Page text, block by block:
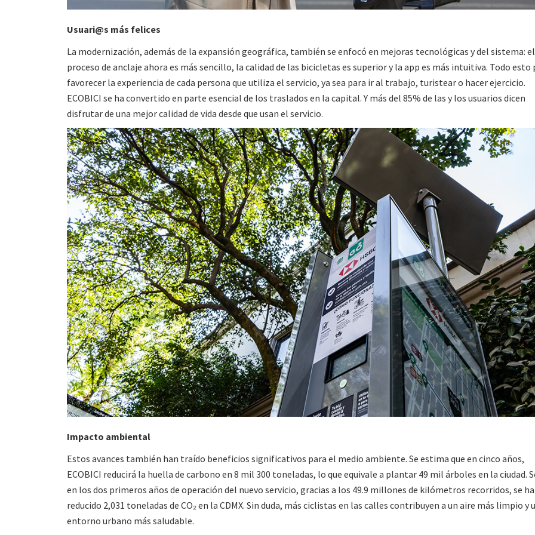
Usuari@s más felices
La modernización, además de la expansión geográfica, también se enfocó en mejoras tecnológicas y del sistema: el
proceso de anclaje ahora es más sencillo, la calidad de las bicicletas es superior y la app es más intuitiva. Todo esto
favorecer la experiencia de cada persona que utiliza el servicio, ya sea para ir al trabajo, turistear o hacer ejercicio.
ECOBICI se ha convertido en parte esencial de los traslados en la capital. Y más del 85% de las y los usuarios dicen
disfrutar de una mejor calidad de vida desde que usan el servicio.
Impacto ambiental
Estos avances también han traído beneficios significativos para el medio ambiente. Se estima que en cinco años,
ECOBICI reducirá la huella de carbono en 8 mil 300 toneladas, lo que equivale a plantar 49 mil árboles en la ciudad.
en los dos primeros años de operación del nuevo servicio, gracias a los 49.9 millones de kilómetros recorridos, se
reducido 2,031 toneladas de CO₂ en la CDMX. Sin duda, más ciclistas en las calles contribuyen a un aire más limpio y
entorno urbano más saludable.